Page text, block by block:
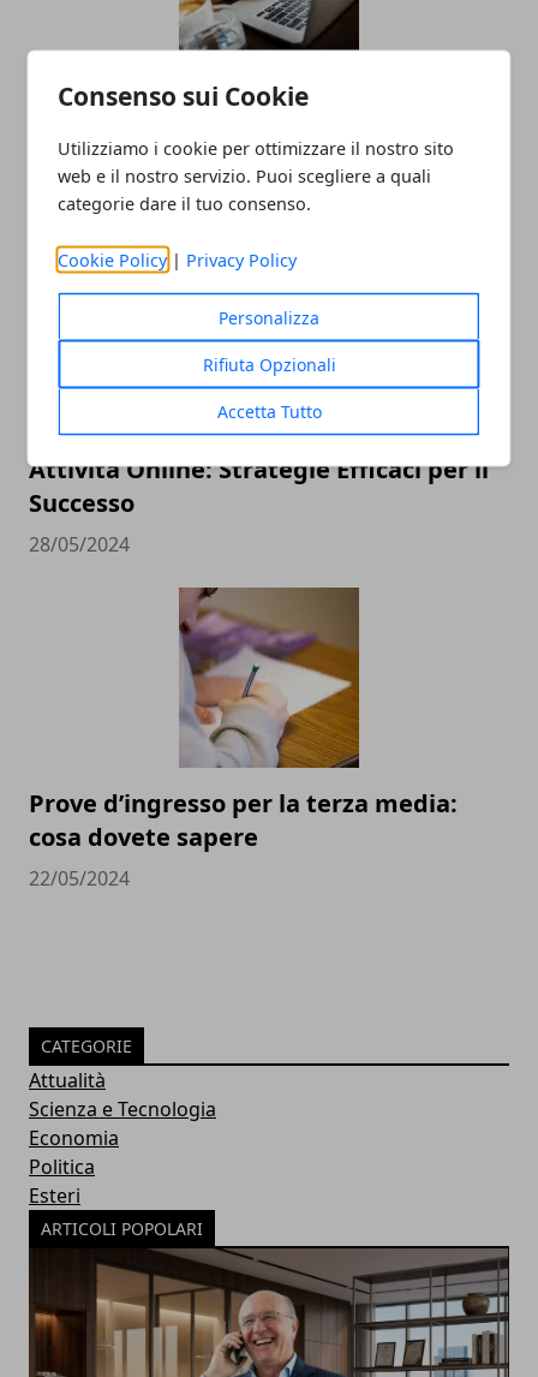
Consenso sui Cookie
Utilizziamo i cookie per ottimizzare il nostro sito
web e il nostro servizio. Puoi scegliere a quali
categorie dare il tuo consenso.
Cookie Policy | Privacy Policy
Personalizza
Rifiuta Opzionali
Accetta Tutto
L'importanza della salute e sicurezza
nei lavori a turno
04/11/2024
Come Spiccare e Generare Lead con
Attività Online: Strategie Efficaci per il
Successo
28/05/2024
Prove d’ingresso per la terza media:
cosa dovete sapere
22/05/2024
CATEGORIE
Attualità
Scienza e Tecnologia
Economia
Politica
Esteri
ARTICOLI POPOLARI